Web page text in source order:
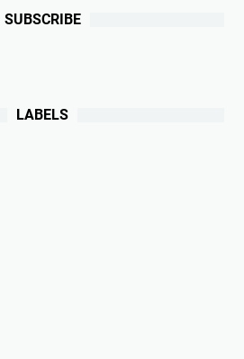
SUBSCRIBE
LABELS